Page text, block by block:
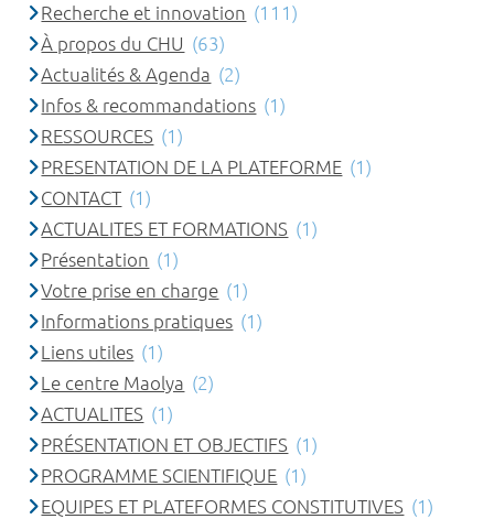
Recherche et innovation (111)
À propos du CHU (63)
Actualités & Agenda (2)
Infos & recommandations (1)
RESSOURCES (1)
PRESENTATION DE LA PLATEFORME (1)
CONTACT (1)
ACTUALITES ET FORMATIONS (1)
Présentation (1)
Votre prise en charge (1)
Informations pratiques (1)
Liens utiles (1)
Le centre Maolya (2)
ACTUALITES (1)
PRÉSENTATION ET OBJECTIFS (1)
PROGRAMME SCIENTIFIQUE (1)
EQUIPES ET PLATEFORMES CONSTITUTIVES (1)